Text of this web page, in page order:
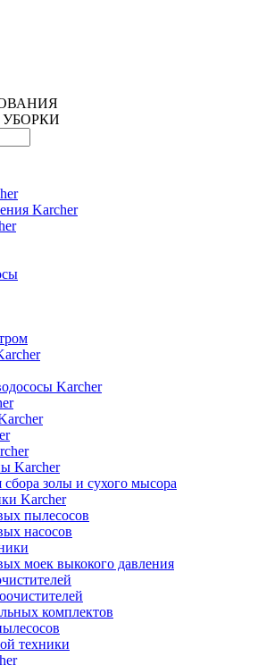
Karcher
Karcher
Karcher
золы и сухого мысора
Karcher
пылесосов
насосов
моек выкокого давления
комплектов
техники